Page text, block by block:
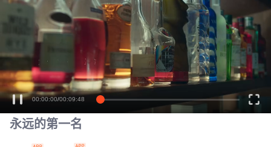
00:00:00/00:09:48
永远的第一名